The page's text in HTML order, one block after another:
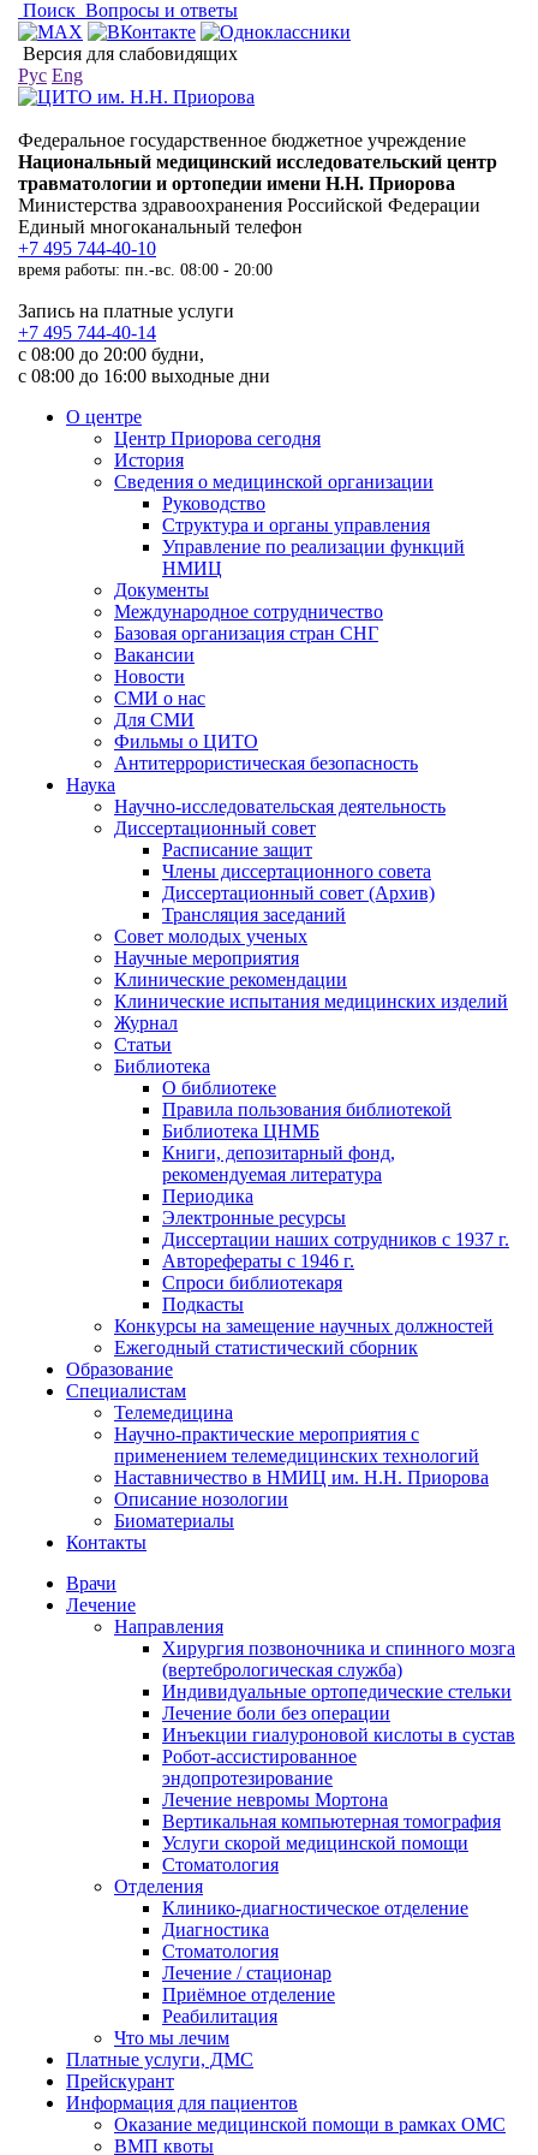
Поиск Вопросы и ответы
Версия для слабовидящих
Рус Eng
Федеральное государственное бюджетное учреждение
Национальный медицинский исследовательский центр
травматологии и ортопедии имени Н.Н. Приорова
Министерства здравоохранения Российской Федерации
Единый многоканальный телефон
+7 495 744-40-10
время работы: пн.-вс. 08:00 - 20:00
Запись на платные услуги
+7 495 744-40-14
с 08:00 до 20:00 будни,
с 08:00 до 16:00 выходные дни
О центре
Центр Приорова сегодня
История
Сведения о медицинской организации
Руководство
Структура и органы управления
Управление по реализации функций
НМИЦ
Документы
Международное сотрудничество
Базовая организация стран СНГ
Вакансии
Новости
СМИ о нас
Для СМИ
Фильмы о ЦИТО
Антитеррористическая безопасность
Наука
Научно-исследовательская деятельность
Диссертационный совет
Расписание защит
Члены диссертационного совета
Диссертационный совет (Архив)
Трансляция заседаний
Совет молодых ученых
Научные мероприятия
Клинические рекомендации
Клинические испытания медицинских изделий
Журнал
Статьи
Библиотека
О библиотеке
Правила пользования библиотекой
Библиотека ЦНМБ
Книги, депозитарный фонд,
рекомендуемая литература
Периодика
Электронные ресурсы
Диссертации наших сотрудников с 1937 г.
Авторефераты с 1946 г.
Спроси библиотекаря
Подкасты
Конкурсы на замещение научных должностей
Ежегодный статистический сборник
Образование
Специалистам
Телемедицина
Научно-практические мероприятия с
применением телемедицинских технологий
Наставничество в НМИЦ им. Н.Н. Приорова
Описание нозологии
Биоматериалы
Контакты
Врачи
Лечение
Направления
Хирургия позвоночника и спинного мозга
(вертебрологическая служба)
Индивидуальные ортопедические стельки
Лечение боли без операции
Инъекции гиалуроновой кислоты в сустав
Робот-ассистированное
эндопротезирование
Лечение невромы Мортона
Вертикальная компьютерная томография
Услуги скорой медицинской помощи
Стоматология
Отделения
Клинико-диагностическое отделение
Диагностика
Стоматология
Лечение / стационар
Приёмное отделение
Реабилитация
Что мы лечим
Платные услуги, ДМС
Прейскурант
Информация для пациентов
Оказание медицинской помощи в рамках ОМС
ВМП квоты